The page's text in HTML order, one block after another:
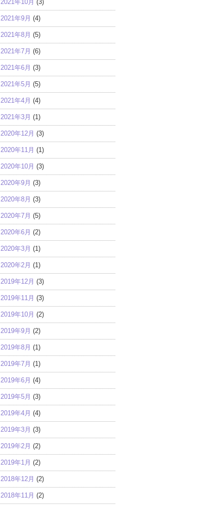
2021年10月 (3)
2021年9月 (4)
2021年8月 (5)
2021年7月 (6)
2021年6月 (3)
2021年5月 (5)
2021年4月 (4)
2021年3月 (1)
2020年12月 (3)
2020年11月 (1)
2020年10月 (3)
2020年9月 (3)
2020年8月 (3)
2020年7月 (5)
2020年6月 (2)
2020年3月 (1)
2020年2月 (1)
2019年12月 (3)
2019年11月 (3)
2019年10月 (2)
2019年9月 (2)
2019年8月 (1)
2019年7月 (1)
2019年6月 (4)
2019年5月 (3)
2019年4月 (4)
2019年3月 (3)
2019年2月 (2)
2019年1月 (2)
2018年12月 (2)
2018年11月 (2)